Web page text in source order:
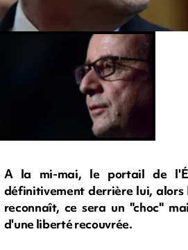
A la mi-mai, le portail de
définitivement derrière lui, alors
reconnaît, ce sera un "choc"
d'une liberté recouvrée.